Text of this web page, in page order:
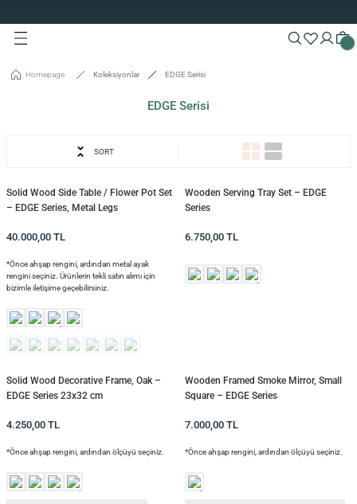
Special 10% Discount for First Membership
Homepage Koleksiyonlar EDGE Serisi
EDGE Serisi
SORT
Solid Wood Side Table / Flower Pot Set
– EDGE Series, Metal Legs
40.000,00 TL
*Önce ahşap rengini, ardından metal ayak
rengini seçiniz. Ürünlerin tekli satın alımı için
bizimle iletişime geçebilirsiniz.
Wooden Serving Tray Set – EDGE
Series
6.750,00 TL
Solid Wood Decorative Frame, Oak –
EDGE Series 23x32 cm
4.250,00 TL
*Önce ahşap rengini, ardından ölçüyü seçiniz.
Wooden Framed Smoke Mirror, Small
Square – EDGE Series
7.000,00 TL
*Önce ahşap rengini, ardından ölçüyü seçiniz.